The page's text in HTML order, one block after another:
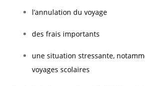
l’annulation du voyage
des frais importants
une situation stressante,
voyages scolaires